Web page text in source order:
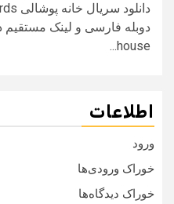
دوبله فارسی و لینک مستقیم
house...
اطلاعات
ورود
خوراک ورودی‌ها
خوراک دیدگاه‌ها